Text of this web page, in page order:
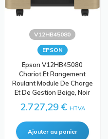
V12HB45080
EPSON
Epson V12HB45080
Chariot Et Rangement
Roulant Module De Charge
Et De Gestion Beige, Noir
2.727,29 € HTVA